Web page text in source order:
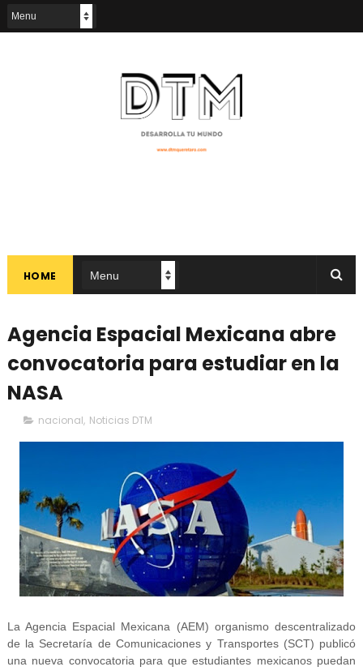
HOME
Agencia Espacial Mexicana abre
convocatoria para estudiar en la
NASA
nacional, Noticias DTM
La Agencia Espacial Mexicana (AEM) organismo descentralizado
de la Secretaría de Comunicaciones y Transportes (SCT) publicó
una nueva convocatoria para que estudiantes mexicanos puedan